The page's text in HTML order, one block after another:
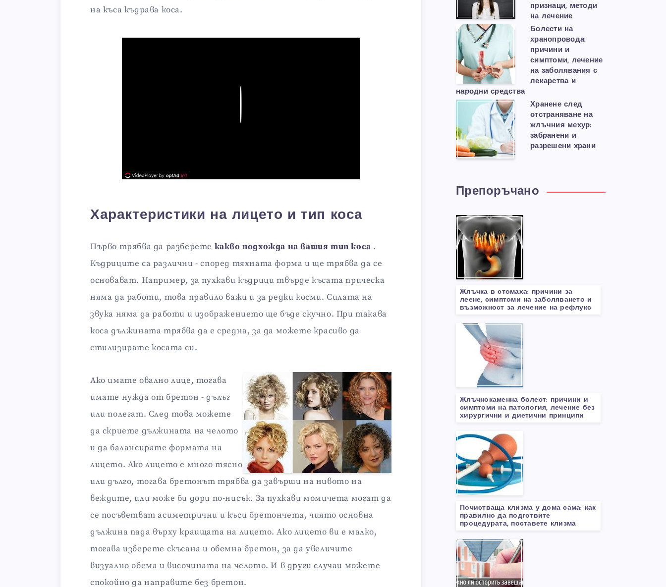
на къса къдрава коса.
Характеристики на лицето и тип коса
Първо трябва да разберете какво подхожда на вашия тип коса .
Къдриците са различни - според тяхната форма и ще трябва да се
основават. Например, за пухкави къдрици твърде късата прическа
няма да работи, това правило важи и за редки косми. Силата на
звука няма да работи и изображението ще бъде скучно. При такава
коса дължината трябва да е средна, за да можете красиво да
стилизирате косата си.
Ако имате овално лице, тогава
имате нужда от бретон - дълъг
или полегат. След това можете
да скриете дължината на челото
и да балансирате формата на
лицето. Ако лицето е много тясно
или дълго, тогава бретонът трябва да завърши на нивото на
веждите, или може би дори по-нисък. За пухкави момичета могат да
се посъветват асиметрични и къси бретончета, чиято основна
дължина пада върху краищата на лицето. Ако лицето ви е малко,
тогава изберете скъсана и обемна бретон, за да увеличите
визуално обема и височината на челото. И в други случаи можете
спокойно да направите без бретон.
признаци, методи
на лечение
Болести на
хранопровода:
причини и
симптоми, лечение
на заболявания с
лекарства и
народни средства
Хранене след
отстраняване на
жлъчния мехур:
забранени и
разрешени храни
Препоръчано
Жлъчка в стомаха: причини за
леене, симптоми на заболяването и
възможност за лечение на рефлукс
Жлъчнокаменна болест: причини и
симптоми на патология, лечение без
хирургични и диетични принципи
Почистваща клизма у дома сама: как
правилно да подготвите
процедурата, поставете клизма